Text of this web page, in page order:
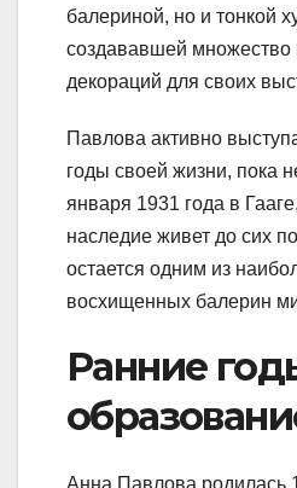
балериной, но и тонкой
создававшей множество
декораций для своих
Павлова активно
годы своей жизни, пока
января 1931 года в
наследие живет до сих
остается одним из
восхищенных балерин
Ранние